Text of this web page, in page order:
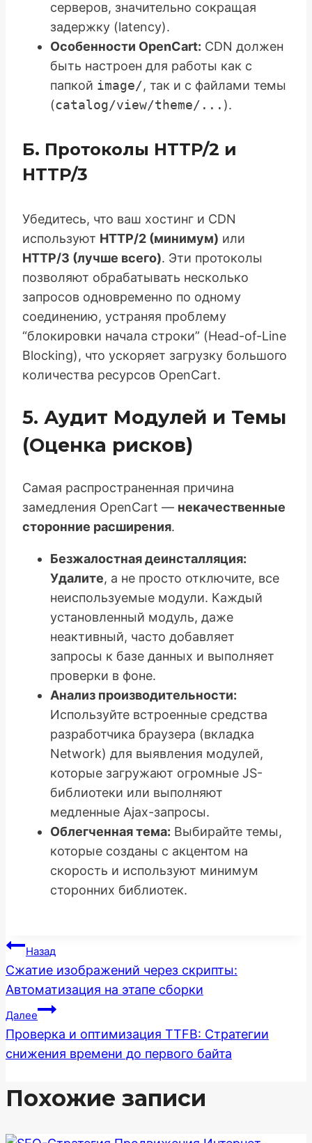
серверов, значительно сокращая
задержку (latency).
Особенности OpenCart: CDN должен
быть настроен для работы как с
папкой image/, так и с файлами темы
(catalog/view/theme/... ).
Б. Протоколы HTTP/2 и
HTTP/3
Убедитесь, что ваш хостинг и CDN
используют HTTP/2 (минимум) или
HTTP/3 (лучше всего). Эти протоколы
позволяют обрабатывать несколько
запросов одновременно по одному
соединению, устраняя проблему
“блокировки начала строки” (Head-of-Line
Blocking), что ускоряет загрузку большого
количества ресурсов OpenCart.
5. Аудит Модулей и Темы
(Оценка рисков)
Самая распространенная причина
замедления OpenCart — некачественные
сторонние расширения.
Безжалостная деинсталляция:
Удалите, а не просто отключите, все
неиспользуемые модули. Каждый
установленный модуль, даже
неактивный, часто добавляет
запросы к базе данных и выполняет
проверки в фоне.
Анализ производительности:
Используйте встроенные средства
разработчика браузера (вкладка
Network) для выявления модулей,
которые загружают огромные JS-
библиотеки или выполняют
медленные Ajax-запросы.
Облегченная тема: Выбирайте темы,
которые созданы с акцентом на
скорость и используют минимум
сторонних библиотек.
Навигация
по
записям
Назад
Сжатие изображений через скрипты:
Автоматизация на этапе сборки
Далее
Проверка и оптимизация TTFB: Стратегии
снижения времени до первого байта
Похожие записи